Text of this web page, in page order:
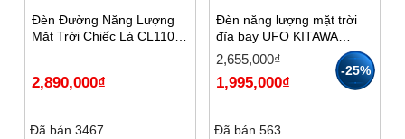
Đèn Đường Năng Lượng
Mặt Trời Chiếc Lá CL1100
2,890,000₫
Đã bán 3467
-25%
Đèn năng lượng mặt trời
đĩa bay UFO KITAWA
1000W UF31000
2,655,000₫
Giá
gốc
là:
2,655,000₫.
1,995,000₫
Giá
hiện
tại
là:
Đã bán 563